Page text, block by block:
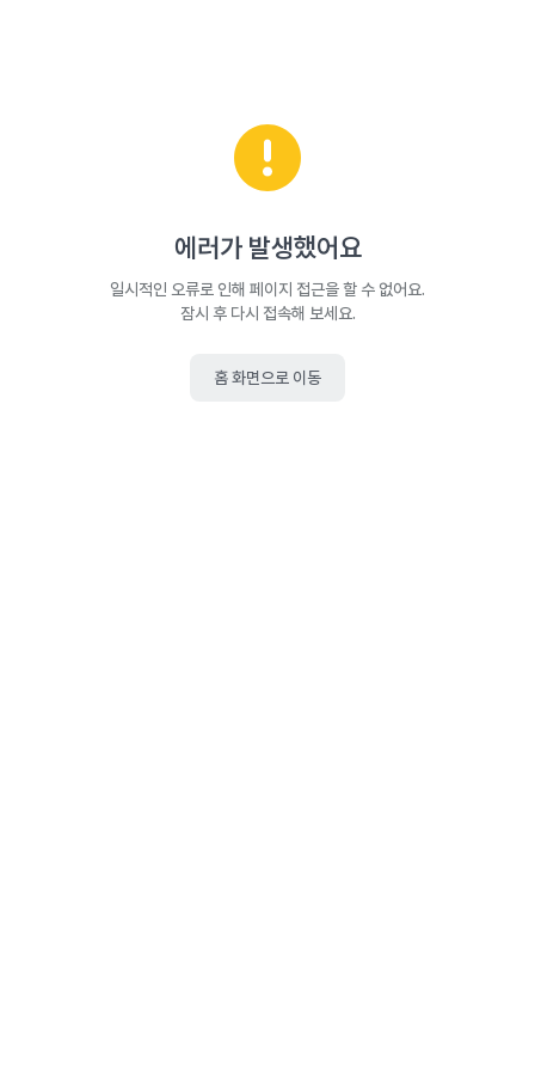
에러가 발생했어요
일시적인 오류로 인해 페이지 접근을 할 수 없어요.
잠시 후 다시 접속해 보세요.
홈 화면으로 이동